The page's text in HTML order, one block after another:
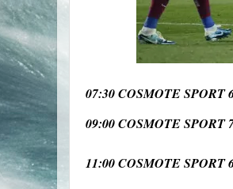
07:30 COSMOTE
09:00 COSMOTE
11:00 COSMOTE